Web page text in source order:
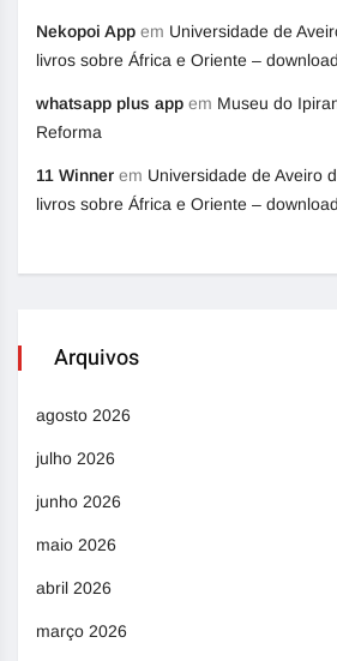
Nekopoi App em Universidade de
livros sobre África e Oriente –
whatsapp plus app em Museu do
Reforma
11 Winner em Universidade de Aveiro
livros sobre África e Oriente –
Arquivos
agosto 2026
julho 2026
junho 2026
maio 2026
abril 2026
março 2026